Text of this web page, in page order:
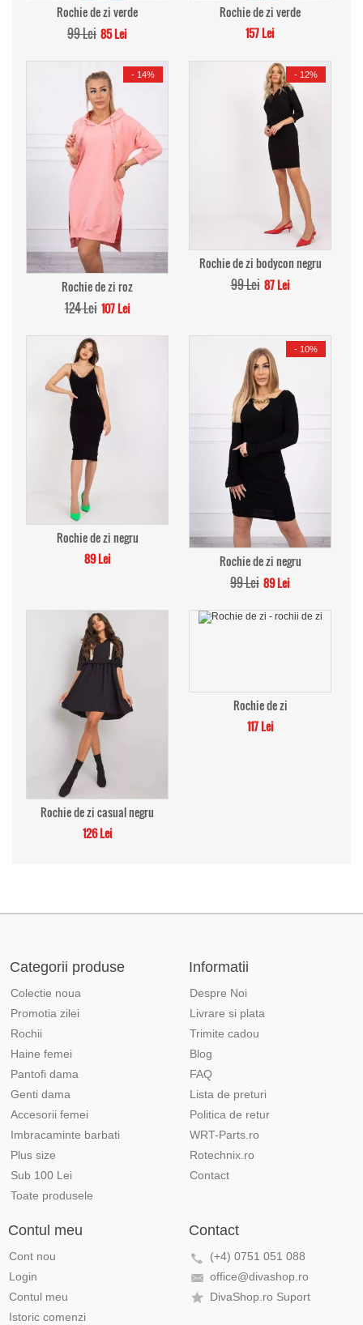
Rochie de zi verde
99 Lei 85 Lei
Rochie de zi verde
157 Lei
- 14%
Rochie de zi roz
124 Lei 107 Lei
- 12%
Rochie de zi bodycon negru
99 Lei 87 Lei
Rochie de zi negru
89 Lei
- 10%
Rochie de zi negru
99 Lei 89 Lei
Rochie de zi casual negru
126 Lei
Rochie de zi
117 Lei
Categorii produse
Colectie noua
Promotia zilei
Rochii
Haine femei
Pantofi dama
Genti dama
Accesorii femei
Imbracaminte barbati
Plus size
Sub 100 Lei
Toate produsele
Informatii
Despre Noi
Livrare si plata
Trimite cadou
Blog
FAQ
Lista de preturi
Politica de retur
WRT-Parts.ro
Rotechnix.ro
Contact
Contul meu
Cont nou
Login
Contul meu
Istoric comenzi
Contact
(+4) 0751 051 088
office@divashop.ro
DivaShop.ro Suport